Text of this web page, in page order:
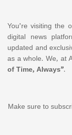
You’re visiting the
digital news
updated and
as a whole. We, at
of Time, Always”.
Make sure to